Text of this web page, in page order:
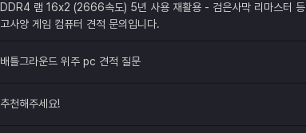
DDR4 램 16x2 (2666속도) 5년 사용 재활용 - 검은사막 리마스터 등
고사양 게임 컴퓨터 견적 문의입니다.
배틀그라운드 위주 pc 견적 질문
추천해주세요!